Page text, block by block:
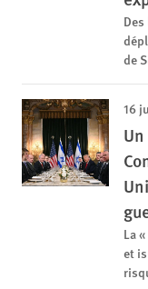
de
16
La
et